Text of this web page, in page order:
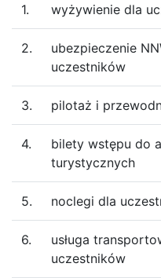
1. wyżywienie dla
2.
ubezpieczenie
uczestników
3. pilotaż i
4.
bilety wstępu do
turystycznych
5. noclegi dla
6.
usługa
uczestników